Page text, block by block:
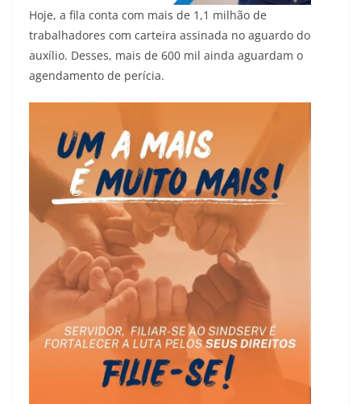
Hoje, a fila conta com mais de 1,1 milhão de
trabalhadores com carteira assinada no aguardo do
auxílio. Desses, mais de 600 mil ainda aguardam o
agendamento de perícia.